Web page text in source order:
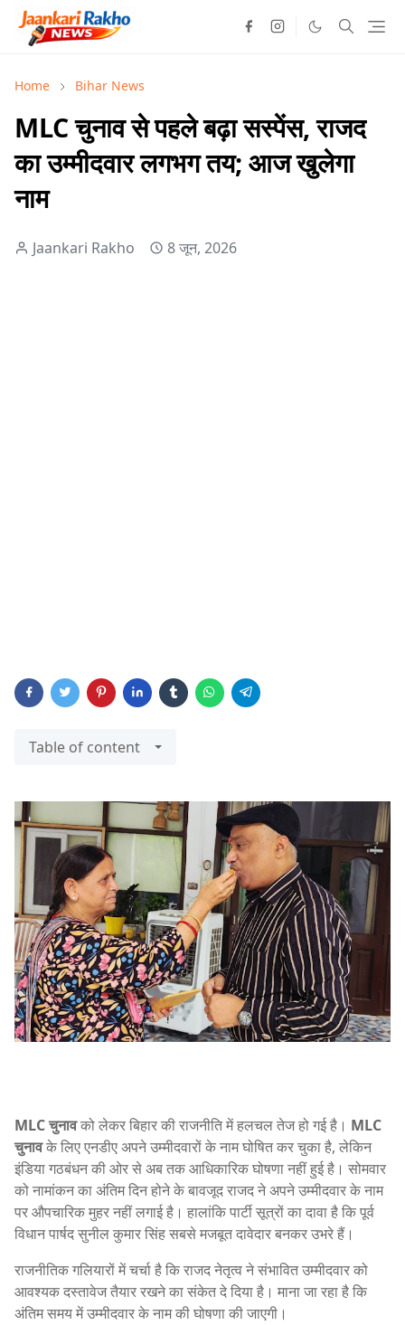
Home Bihar News
MLC चुनाव से पहले बढ़ा सस्पेंस, राजद
का उम्मीदवार लगभग तय; आज खुलेगा
नाम
Jaankari Rakho 8 जून, 2026
Table of content
MLC चुनावको लेकर बिहार की राजनीति में हलचल तेज हो गई है। MLC
चुनावके लिए एनडीए अपने उम्मीदवारों के नाम घोषित कर चुका है, लेकिन
इंडिया गठबंधन की ओर से अब तक आधिकारिक घोषणा नहीं हुई है। सोमवार
को नामांकन का अंतिम दिन होने के बावजूद राजद ने अपने उम्मीदवार के नाम
पर औपचारिक मुहर नहीं लगाई है। हालांकि पार्टी सूत्रों का दावा है कि पूर्व
विधान पार्षद सुनील कुमार सिंह सबसे मजबूत दावेदार बनकर उभरे हैं।
राजनीतिक गलियारों में चर्चा है कि राजद नेतृत्व ने संभावित उम्मीदवार को
आवश्यक दस्तावेज तैयार रखने का संकेत दे दिया है। माना जा रहा है कि
अंतिम समय में उम्मीदवार के नाम की घोषणा की जाएगी।